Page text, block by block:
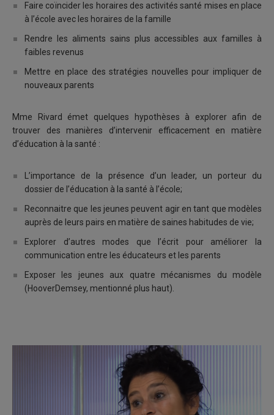
Faire coïncider les horaires des activités santé mises en place
à l’école avec les horaires de la famille
Rendre les aliments sains plus accessibles aux familles à
faibles revenus
Mettre en place des stratégies nouvelles pour impliquer de
nouveaux parents
Mme Rivard émet quelques hypothèses à explorer afin de
trouver des manières d’intervenir efficacement en matière
d’éducation à la santé :
L’importance de la présence d’un leader, un porteur du
dossier de l’éducation à la santé à l’école;
Reconnaitre que les jeunes peuvent agir en tant que modèles
auprès de leurs pairs en matière de saines habitudes de vie;
Explorer d’autres modes que l’écrit pour améliorer la
communication entre les éducateurs et les parents
Exposer les jeunes aux quatre mécanismes du modèle
(HooverDemsey, mentionné plus haut).